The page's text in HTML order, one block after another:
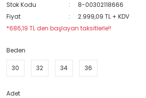
Stok Kodu
8-00302118666
Fiyat
2.999,09 TL + KDV
*686,19 TL den başlayan taksitlerle!!
Beden
30 32 34 36
Adet